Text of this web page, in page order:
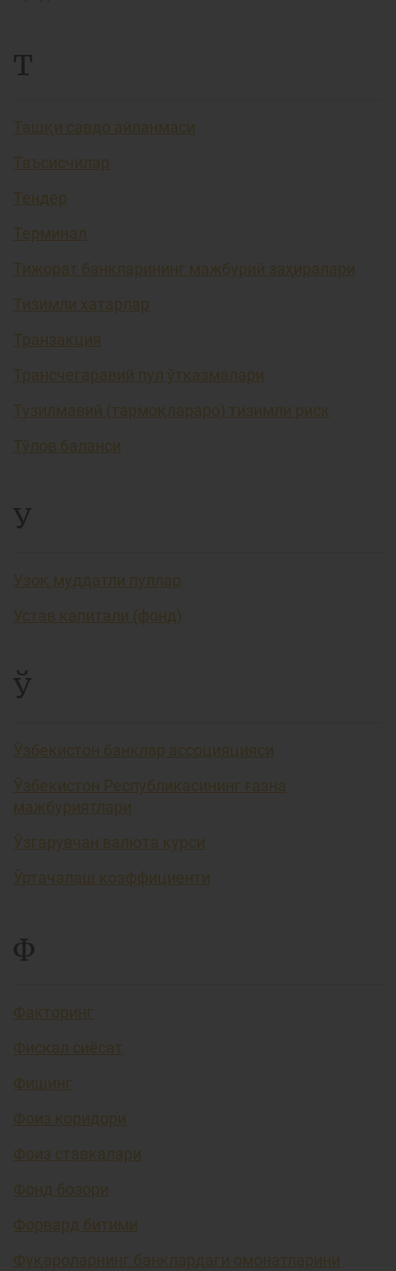
Т
Ташқи савдо айланмаси
Таъсисчилар
Тендер
Терминал
Тижорат банкларининг мажбурий заҳиралари
Тизимли хатарлар
Транзакция
Трансчегаравий пул ўтказмалари
Тузилмавий (тармоқлараро) тизимли риск
Тўлов баланси
У
Узоқ муддатли пуллар
Устав капитали (фонд)
Ў
Ўзбекистон банклар ассоцияцияси
Ўзбекистон Республикасининг ғазна
мажбуриятлари
Ўзгарувчан валюта курси
Ўртачалаш коэффициенти
Ф
Факторинг
Фискал сиёсат
Фишинг
Фоиз коридори
Фоиз ставкалари
Фонд бозори
Форвард битими
Фуқароларнинг банклардаги омонатларини